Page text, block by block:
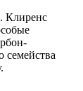
Клиренс
семейства